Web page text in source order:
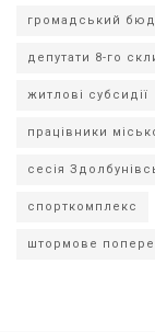
громадський
депутати 8-го
житлові субсидії
працівники
сесія
спорткомплекс
штормове